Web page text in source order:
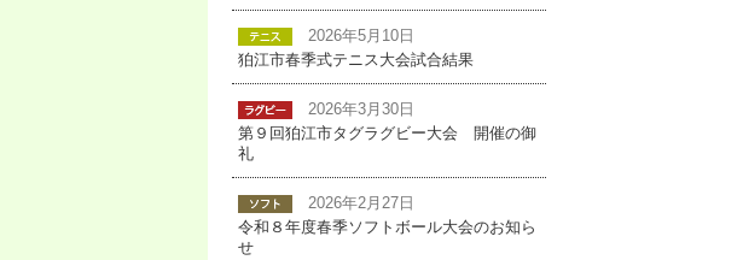
2026年5月10日
狛江市春季式テニス大会試合結果
2026年3月30日
第９回狛江市タグラグビー大会 開催の御
礼
2026年2月27日
令和８年度春季ソフトボール大会のお知ら
せ